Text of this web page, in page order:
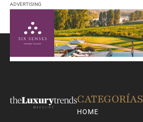
ADVERTISING
CATEGORÍAS
HOME